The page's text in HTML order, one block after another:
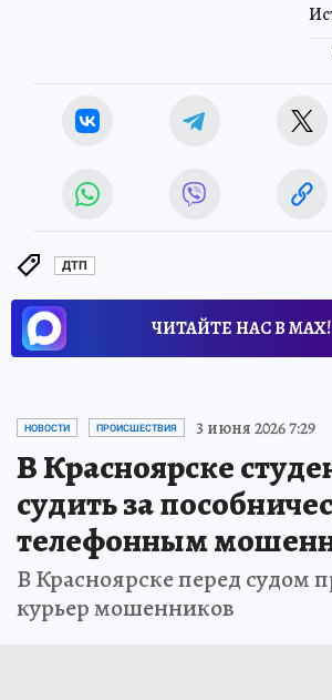
ДТП
ЧИТАЙТЕ НАС В МАХ!
НОВОСТИ ПРОИСШЕСТВИЯ 3 июня 2026 7:29
В Красноярске
судить за
телефонным
В Красноярске перед судом
курьер мошенников